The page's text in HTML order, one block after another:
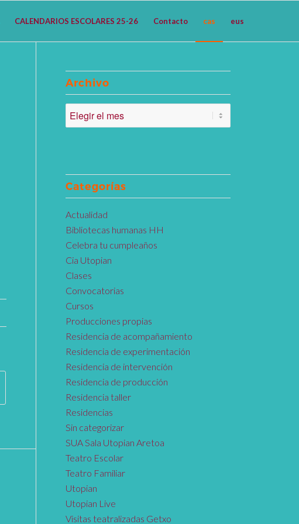
CALENDARIOS ESCOLARES 25-26 Contacto cas eus
Archivo
Categorías
Actualidad
Bibliotecas humanas HH
Celebra tu cumpleaños
Cia Utopian
Clases
Convocatorias
Cursos
Producciones propias
Residencia de acompañamiento
Residencia de experimentación
Residencia de intervención
Residencia de producción
Residencia taller
Residencias
Sin categorizar
SUA Sala Utopian Aretoa
Teatro Escolar
Teatro Familiar
Utopian
Utopian Live
Visitas teatralizadas Getxo